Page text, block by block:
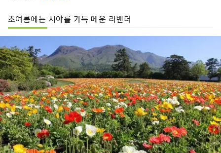
초여름에는 시야를 가득 메운 라벤더